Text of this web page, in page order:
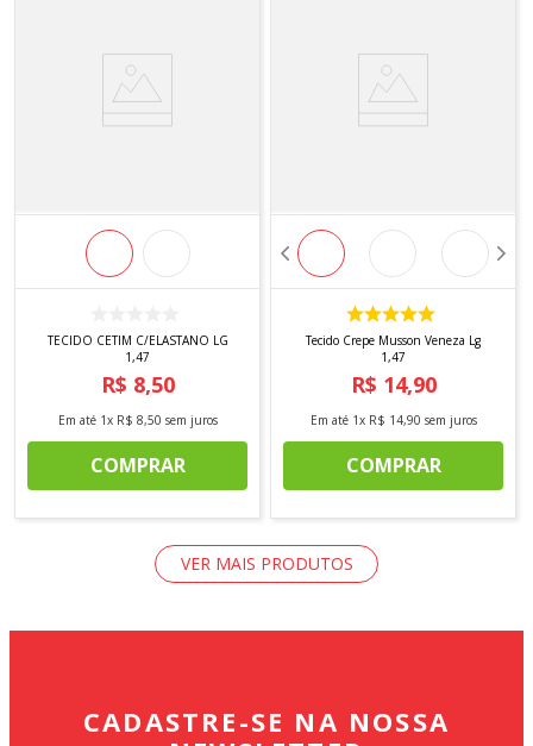
TECIDO CETIM C/ELASTANO LG
1,47
R$ 8,50
Em até 1x R$ 8,50 sem juros
COMPRAR
Tecido Crepe Musson Veneza Lg
1,47
R$ 14,90
Em até 1x R$ 14,90 sem juros
COMPRAR
CADASTRE-SE NA NOSSA